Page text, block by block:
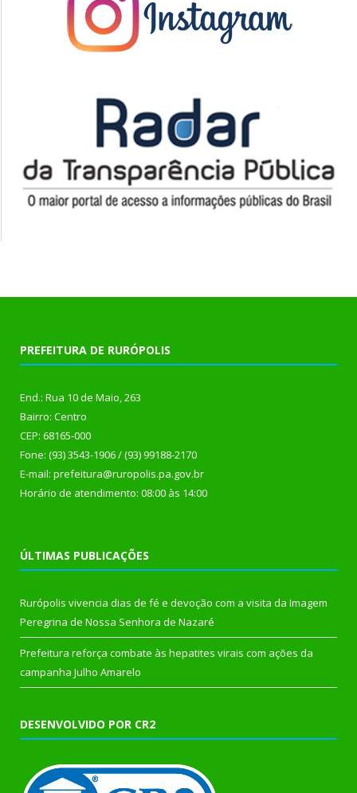
PREFEITURA DE RURÓPOLIS
End.: Rua 10 de Maio, 263
Bairro: Centro
CEP: 68165-000
Fone: (93) 3543-1906 / (93) 99188-2170
E-mail: prefeitura@ruropolis.pa.gov.br
Horário de atendimento: 08:00 às 14:00
ÚLTIMAS PUBLICAÇÕES
Rurópolis vivencia dias de fé e devoção com a visita da Imagem
Peregrina de Nossa Senhora de Nazaré
Prefeitura reforça combate às hepatites virais com ações da
campanha Julho Amarelo
DESENVOLVIDO POR CR2